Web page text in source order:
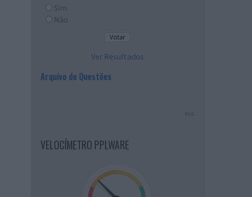
Sim
Não
Ver Resultados
Arquivo de Questões
PUB
VELOCÍMETRO PPLWARE